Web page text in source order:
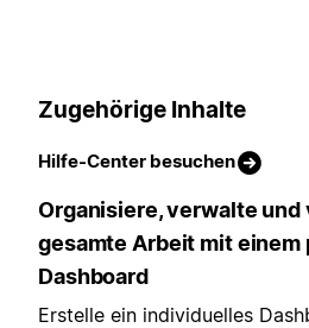
Zugehörige Inhalte
Hilfe-Center besuchen
Organisiere, verwalte
gesamte Arbeit mit
Dashboard
Erstelle ein individuelles